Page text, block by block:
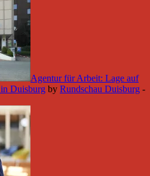
Agentur für Arbeit: Lage auf
Duisburg by Rundschau Duisburg -